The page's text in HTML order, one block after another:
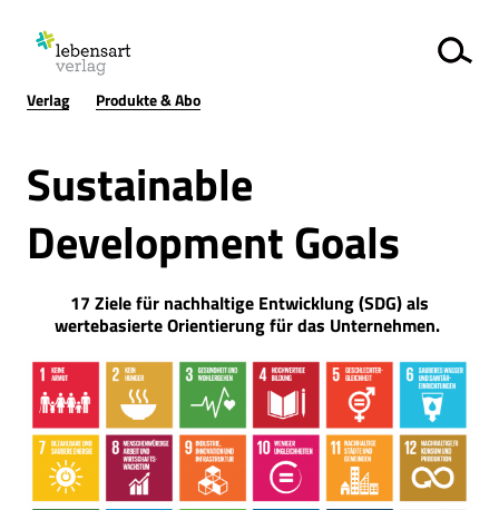
Verlag Produkte & Abo
Sustainable
Development Goals
17 Ziele für nachhaltige Entwicklung (SDG) als
wertebasierte Orientierung für das Unternehmen.